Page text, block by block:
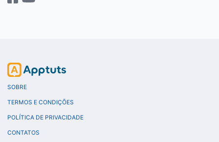
SOBRE
TERMOS E CONDIÇÕES
POLÍTICA DE PRIVACIDADE
CONTATOS